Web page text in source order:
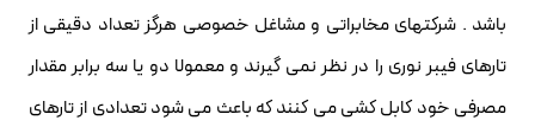
باشد . شرکتهای مخابراتی و مشاغل خصوصی هرگز تعداد دقیقی از
تارهای فیبر نوری را در نظر نمی گیرند و معمولا دو یا سه برابر مقدار
مصرفی خود کابل کشی می کنند که باعث می شود تعدادی از تارهای